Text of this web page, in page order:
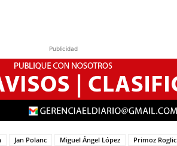
Publicidad
Jan Polanc Miguel Ángel López Primoz Roglic